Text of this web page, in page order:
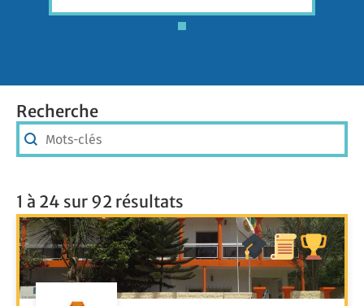
Recherche
Recherche
Recherche
1 à 24 sur 92 résultats